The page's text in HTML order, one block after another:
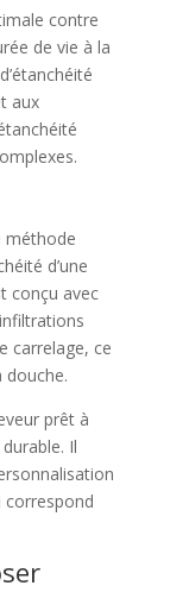
contre
de vie à la
aux
méthode
d’une
conçu avec
carrelage, ce
douche.
prêt à
Il
correspond